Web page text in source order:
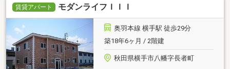
賃貸アパート モダンライフＩＩＩ
奥羽本線 横手駅 徒歩29分
築18年6ヶ月 / 2階建
秋田県横手市八幡字長者町